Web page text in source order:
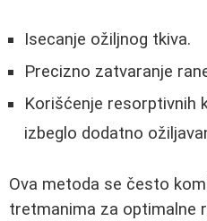
Isecanje ožiljnog tkiva.
Precizno zatvaranje
Korišćenje resorptivnih
izbeglo dodatno
Ova metoda se često
tretmanima za optimalne